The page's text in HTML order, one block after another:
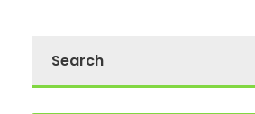
Search